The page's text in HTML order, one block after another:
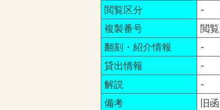
閲覧区分
-
複製番号
閲
翻刻・紹介情報
-
貸出情報
-
解説
-
備考
旧